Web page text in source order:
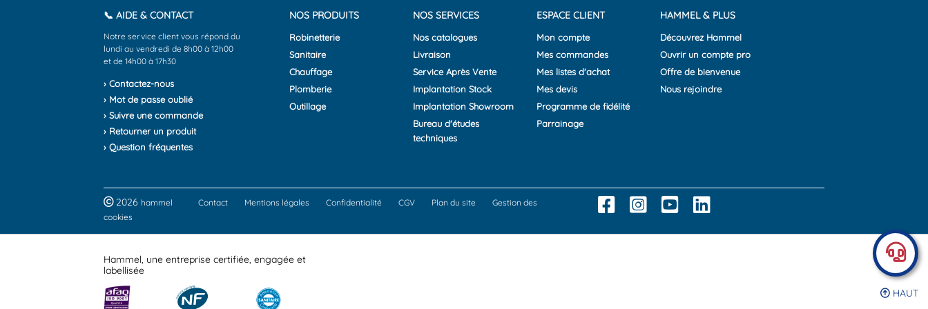
📞 AIDE & CONTACT
Notre service client vous répond du
lundi au vendredi de 8h00 à 12h00
et de 14h00 à 17h30
› Contactez-nous
› Mot de passe oublié
› Suivre une commande
› Retourner un produit
› Question fréquentes
NOS PRODUITS
Robinetterie
Sanitaire
Chauffage
Plomberie
Outillage
NOS SERVICES
Nos catalogues
Livraison
Service Après Vente
Implantation Stock
Implantation Showroom
Bureau d'études
techniques
ESPACE CLIENT
Mon compte
Mes commandes
Mes listes d'achat
Mes devis
Programme de fidélité
Parrainage
HAMMEL & PLUS
Découvrez Hammel
Ouvrir un compte pro
Offre de bienvenue
Nous rejoindre
HAUT
2026 hammel Contact Mentions légales Confidentialité CGV Plan du site
Gestion des
cookies
Hammel, une entreprise certifiée, engagée et
labellisée